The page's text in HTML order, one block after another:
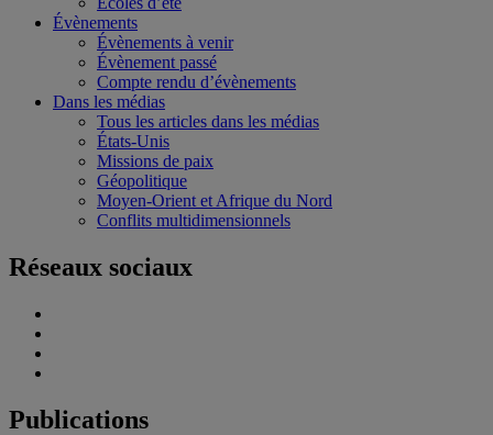
Évènements
Évènements à venir
Évènement passé
Compte rendu d’évènements
Dans les médias
Tous les articles dans les médias
États-Unis
Missions de paix
Géopolitique
Moyen-Orient et Afrique du Nord
Conflits multidimensionnels
Réseaux sociaux
Publications